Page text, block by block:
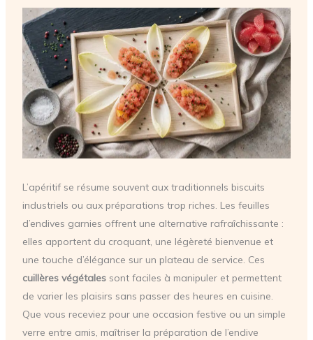
L’apéritif se résume souvent aux traditionnels biscuits
industriels ou aux préparations trop riches. Les feuilles
d’endives garnies offrent une alternative rafraîchissante :
elles apportent du croquant, une légèreté bienvenue et
une touche d’élégance sur un plateau de service. Ces
cuillères végétalessont faciles à manipuler et permettent
de varier les plaisirs sans passer des heures en cuisine.
Que vous receviez pour une occasion festive ou un simple
verre entre amis, maîtriser la préparation de l’endive